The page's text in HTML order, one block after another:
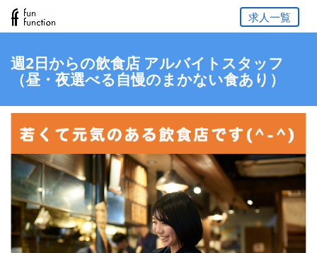
求人一覧
週2日からの飲食店 アルバイトスタッフ
（昼・夜選べる自慢のまかない食あり）